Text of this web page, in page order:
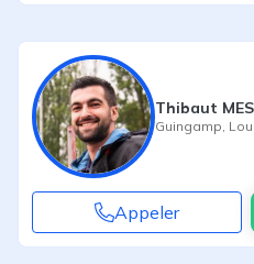
Thibaut
Guingamp
Appeler